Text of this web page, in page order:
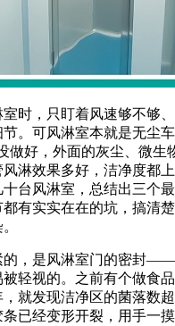
时，只盯着风速够不够、
。可风淋室本就是无尘
做好，外面的灰尘、微生
淋效果多好，洁净度都
台风淋室，总结出三个
有实实在在的坑，搞清
，是风淋室门的密封——
被轻视的。之前有个做食
就发现洁净区的菌落数
已经变形开裂，用手一